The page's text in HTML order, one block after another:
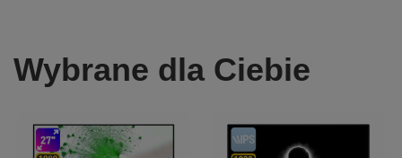
Wybrane dla Ciebie